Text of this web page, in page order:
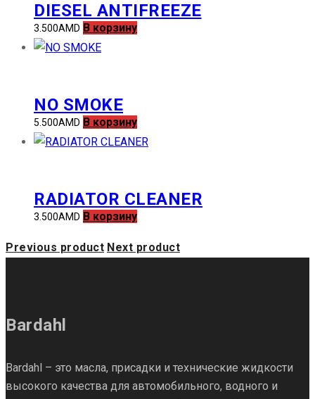
DIESEL ANTIFREEZE
3.500AMD В корзину
NO SMOKE
5.500AMD В корзину
RADIATOR CLEANER
3.500AMD В корзину
Previous product Next product
Bardahl
Bardahl – это масла, присадки и технические жидкости
высокого качества для автомобильного, водного и